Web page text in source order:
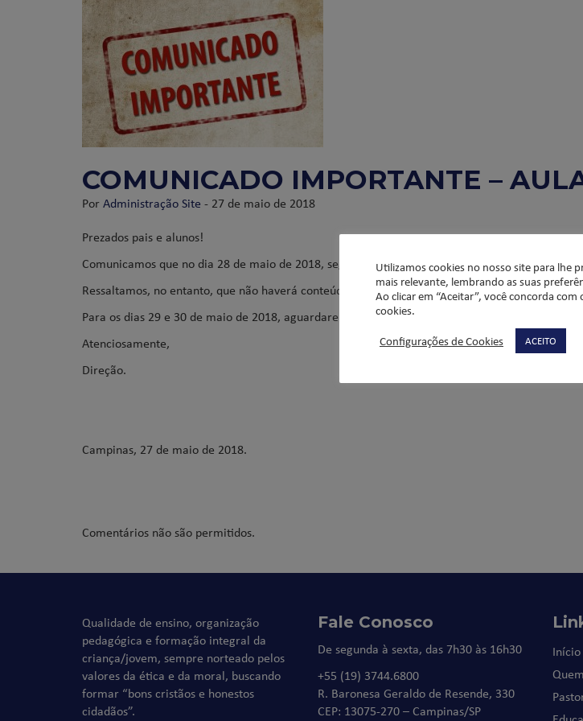
COMUNICADO IMPORTANTE –
PorAdministração Site - 27 de maio de 2018
Prezados pais e alunos!
Comunicamos que no dia 28 de maio de 2018, segunda-feira, a escola estará em
Ressaltamos, no entanto, que não haverá conteúdos novos, aplicação de instrumentos
Para os dias 29 e 30 de maio de 2018, aguardaremos os próximos desdobramentos para
Atenciosamente,
Direção.
Campinas, 27 de maio de 2018.
Comentários não são permitidos.
Qualidade de ensino, organização
pedagógica e formação integral da
criança/jovem, sempre norteado pelos
valores da ética e da moral, buscando
formar “bons cristãos e honestos
cidadãos”.
Fale Conosco
De segunda à sexta, das 7h30 às 16h30
+55 (19) 3744.6800
R. Baronesa Geraldo de Resende, 330
CEP: 13075-270 – Campinas/SP
Início
Utilizamos cookies no nosso site para lhe
mais relevante, lembrando as suas
Ao clicar em “Aceitar”, você concorda com
cookies.
Configurações de Cookies
ACEITO